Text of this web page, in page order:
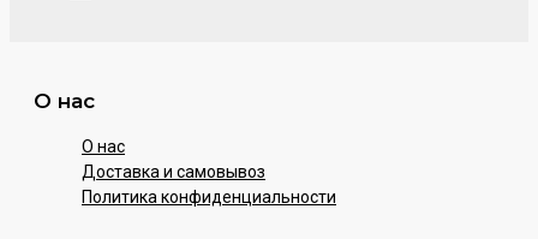
О нас
О нас
Доставка и самовывоз
Политика конфиденциальности